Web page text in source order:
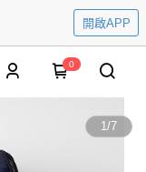
開啟APP
0
1/7